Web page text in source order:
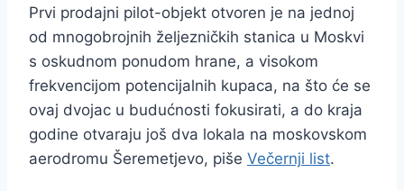
Prvi prodajni pilot-objekt otvoren je na jednoj
od mnogobrojnih željezničkih stanica u Moskvi
s oskudnom ponudom hrane, a visokom
frekvencijom potencijalnih kupaca, na što će se
ovaj dvojac u budućnosti fokusirati, a do kraja
godine otvaraju još dva lokala na moskovskom
aerodromu Šeremetjevo, piše Večernji list.